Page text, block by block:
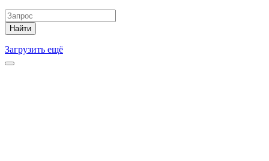
Найти
Загрузить ещё